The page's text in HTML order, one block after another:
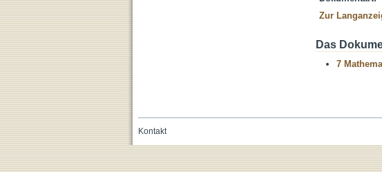
Zur
Das
7
Kontakt